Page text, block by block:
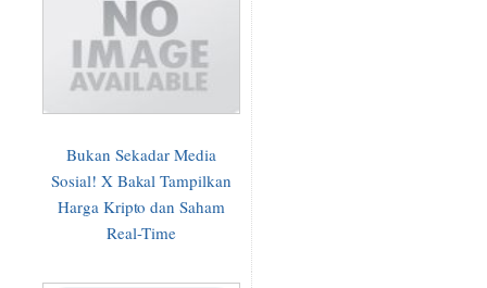
Bukan Sekadar Media
Sosial! X Bakal Tampilkan
Harga Kripto dan Saham
Real-Time